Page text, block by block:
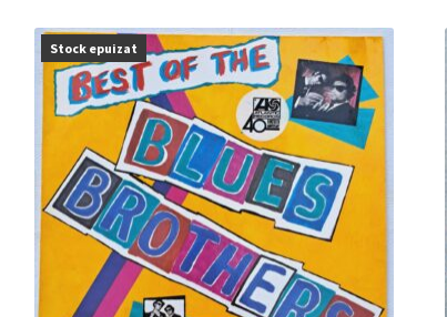
Stock epuizat